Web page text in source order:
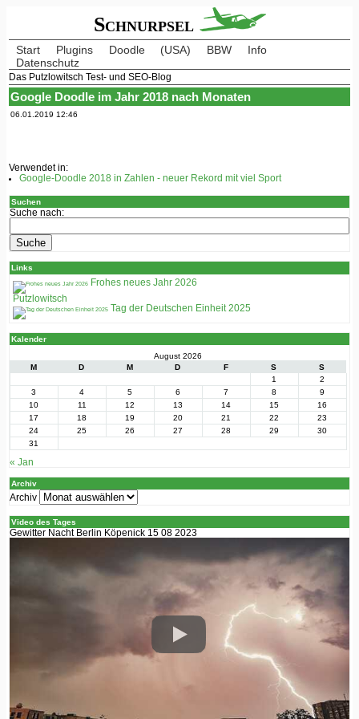
Schnurpsel
Start Plugins Doodle (USA) BBW
Info
Datenschutz
Das Putzlowitsch Test- und SEO-Blog
Google Doodle im Jahr 2018 nach Monaten
06.01.2019 12:46
Verwendet in:
Google-Doodle 2018 in Zahlen - neuer Rekord mit viel Sport
Suchen
Suche nach:
Links
Frohes neues Jahr 2026
Putzlowitsch
Tag der Deutschen Einheit 2025
Kalender
August 2026
M
D M D F S
S
1
2
3
4 5 6 7 8
9
10
11 12 13 14 15
16
17
18 19 20 21 22
23
24
25 26 27 28 29
30
31
« Jan
Archiv
Archiv
Video des Tages
Gewitter Nacht Berlin Köpenick 15 08 2023